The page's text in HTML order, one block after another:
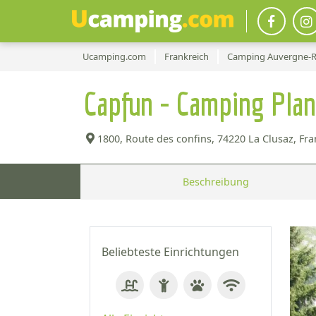
Ucamping.com Frankreich Camping Auvergne-
Capfun - Camping
1800, Route des confins, 74220 La Clusaz,
Beschreibung
Beliebteste Einrichtungen